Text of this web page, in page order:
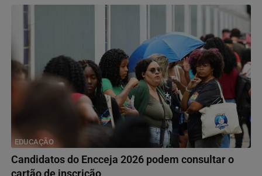
EDUCAÇÃO
Candidatos do Encceja 2026 podem consultar o
cartão de inscrição